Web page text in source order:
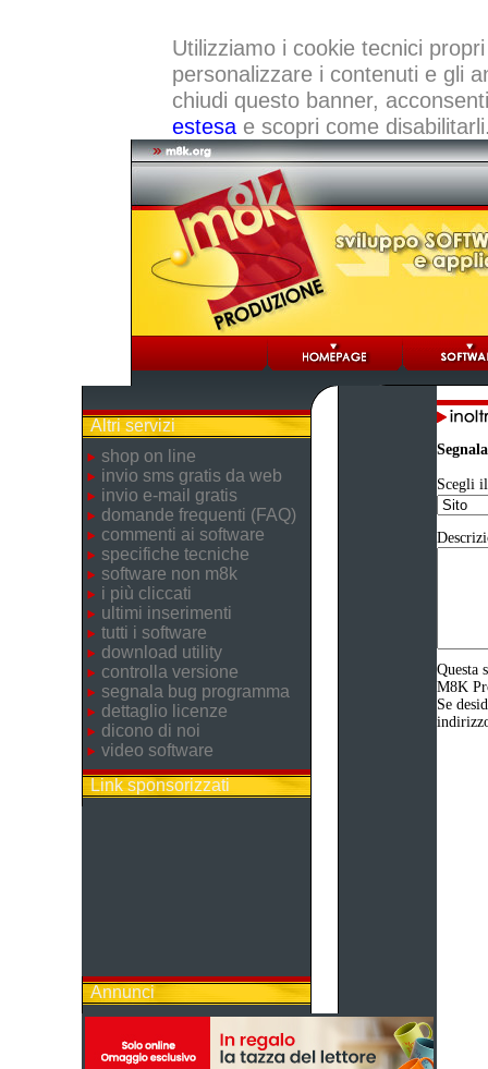
Utilizziamo i cookie tecnici
personalizzare i contenuti e gli
chiudi questo banner,
estesae scopri come
Altri servizi
shop on line
invio sms gratis da web
invio e-mail gratis
domande frequenti (FAQ)
commenti ai software
specifiche tecniche
software non m8k
i più cliccati
ultimi inserimenti
tutti i software
download utility
controlla versione
segnala bug programma
dettaglio licenze
dicono di noi
video software
Link sponsorizzati
Annunci
Scegli
Questa
M8K
Se